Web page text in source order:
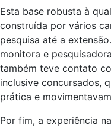
Esta base robusta à
construída por vários
pesquisa até a
monitora e
também teve contato
inclusive concursados,
prática e
Por fim, a experiência